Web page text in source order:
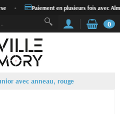
Paiement en plusieurs fois avec
0
avec anneau, rouge